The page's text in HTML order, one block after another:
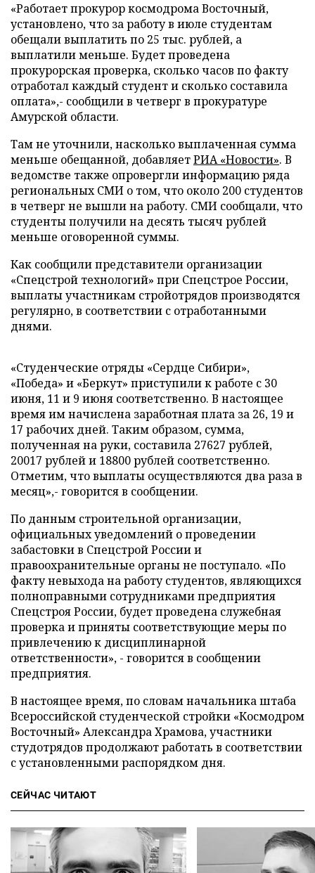
«Работает прокурор космодрома Восточный,
установлено, что за работу в июле студентам
обещали выплатить по 25 тыс. рублей, а
выплатили меньше. Будет проведена
прокурорская проверка, сколько часов по факту
отработал каждый студент и сколько составила
оплата»,- сообщили в четверг в прокуратуре
Амурской области.
Там не уточнили, насколько выплаченная сумма
меньше обещанной, добавляетРИА «Новости». В
ведомстве также опровергли информацию ряда
региональных СМИ о том, что около 200 студентов
в четверг не вышли на работу. СМИ сообщали, что
студенты получили на десять тысяч рублей
меньше оговоренной суммы.
Как сообщили представители организации
«Спецстрой технологий» при Спецстрое России,
выплаты участникам стройотрядов производятся
регулярно, в соответствии с отработанными
днями.
«Студенческие отряды «Сердце Сибири»,
«Победа» и «Беркут» приступили к работе с 30
июня, 11 и 9 июня соответственно. В настоящее
время им начислена заработная плата за 26, 19 и
17 рабочих дней. Таким образом, сумма,
полученная на руки, составила 27627 рублей,
20017 рублей и 18800 рублей соответственно.
Отметим, что выплаты осуществляются два раза в
месяц»,- говорится в сообщении.
По данным строительной организации,
официальных уведомлений о проведении
забастовки в Спецстрой России и
правоохранительные органы не поступало. «По
факту невыхода на работу студентов, являющихся
полноправными сотрудниками предприятия
Спецстроя России, будет проведена служебная
проверка и приняты соответствующие меры по
привлечению к дисциплинарной
ответственности», - говорится в сообщении
предприятия.
В настоящее время, по словам начальника штаба
Всероссийской студенческой стройки «Космодром
Восточный» Александра Храмова, участники
студотрядов продолжают работать в соответствии
с установленными распорядком дня.
СЕЙЧАС ЧИТАЮТ